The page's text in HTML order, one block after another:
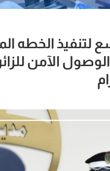
لتنفيذ الخطه
الآمن